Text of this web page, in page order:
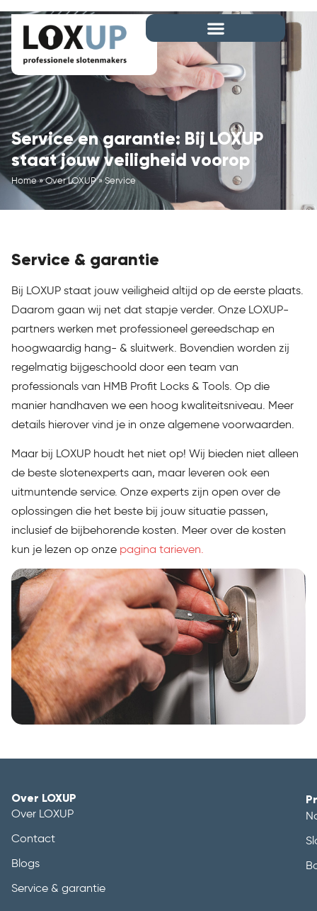
Service en garantie: Bij LOXUP
staat jouw veiligheid voorop
Home»Over LOXUP»Service
Service & garantie
Bij LOXUP staat jouw veiligheid altijd op de eerste plaats.
Daarom gaan wij net dat stapje verder. Onze LOXUP-
partners werken met professioneel gereedschap en
hoogwaardig hang- & sluitwerk. Bovendien worden zij
regelmatig bijgeschoold door een team van
professionals van HMB Profit Locks & Tools. Op die
manier handhaven we een hoog kwaliteitsniveau. Meer
details hierover vind je in onze algemene voorwaarden.
Maar bij LOXUP houdt het niet op! Wij bieden niet alleen
de beste slotenexperts aan, maar leveren ook een
uitmuntende service. Onze experts zijn open over de
oplossingen die het beste bij jouw situatie passen,
inclusief de bijbehorende kosten. Meer over de kosten
kun je lezen op onze pagina tarieven.
Over LOXUP
Over LOXUP
Contact
Blogs
Service & garantie